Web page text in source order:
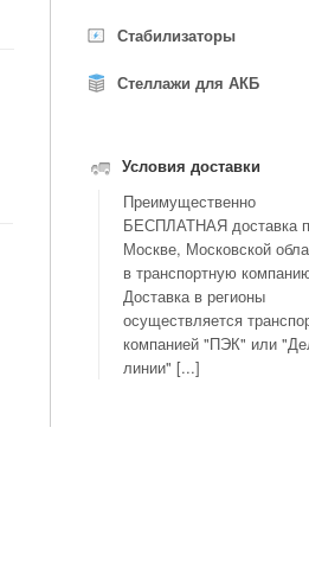
Стабилизаторы
Стеллажи для АКБ
Условия доставки
Преимущественно
БЕСПЛАТНАЯ доставка
Москве, Московской
в транспортную
Доставка в регионы
осуществляется
компанией "ПЭК" или
линии" [...]